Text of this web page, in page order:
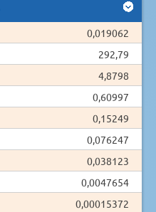
0,019062
292,79
4,8798
0,60997
0,15249
0,076247
0,038123
0,0047654
0,00015372